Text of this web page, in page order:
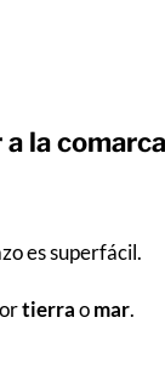
la
es superfácil.
tierraomar.